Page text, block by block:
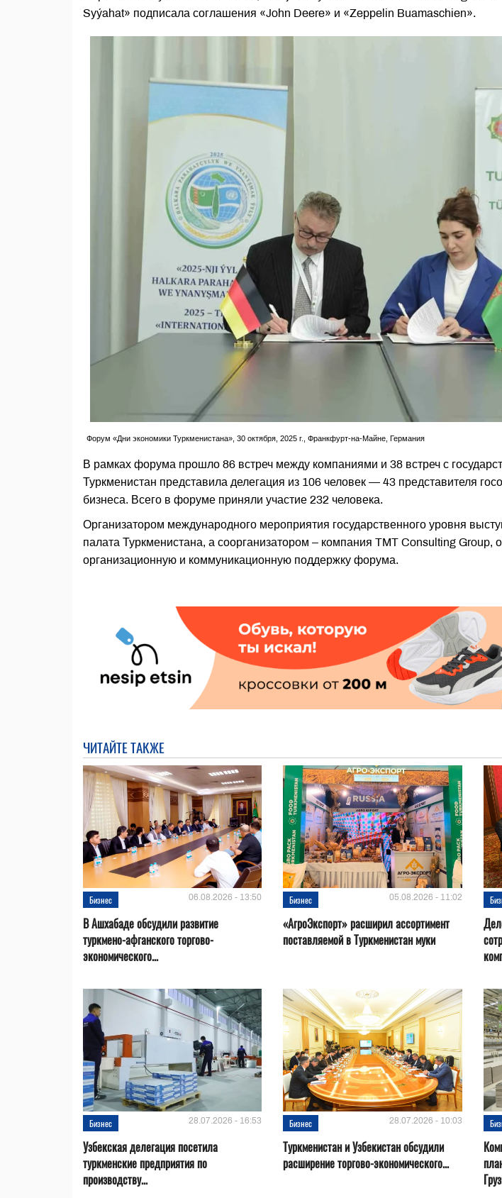
Syýahat» подписала соглашения «John Deere» и «Zeppelin Buamaschien».
Форум «Дни экономики Туркменистана», 30 октября, 2025 г., Франкфурт-на-Майне, Германия
В рамках форума прошло 86 встреч между компаниями и 38 встреч с
Туркменистан представила делегация из 106 человек — 43 представителя
бизнеса. Всего в форуме приняли участие 232 человека.
Организатором международного мероприятия государственного уровня
палата Туркменистана, а соорганизатором – компания TMT Consulting Group,
организационную и коммуникационную поддержку форума.
ЧИТАЙТЕ ТАКЖЕ
Бизнес 06.08.2026 - 13:50
В Ашхабаде обсудили развитие
туркмено-афганского торгово-
экономического...
Бизнес 05.08.2026 - 11:02
«АгроЭкспорт» расширил ассортимент
поставляемой в Туркменистан муки
Бизнес 28.07.2026 - 16:53
Узбекская делегация посетила
туркменские предприятия по
производству...
Бизнес 28.07.2026 - 10:03
Туркменистан и Узбекистан обсудили
расширение торгово-экономического...